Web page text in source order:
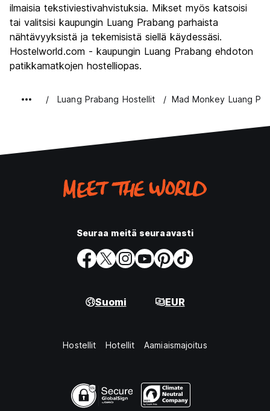
ilmaisia tekstiviestivahvistuksia. Mikset myös katsoisi
tai valitsisi kaupungin Luang Prabang parhaista
nähtävyyksistä ja tekemisistä siellä käydessäsi.
Hostelworld.com - kaupungin Luang Prabang ehdoton
patikkamatkojen hostelliopas.
Luang Prabang Hostellit Mad Monkey Luang
Seuraa meitä seuraavasti
Suomi EUR
Hostellit Hotellit Aamiaismajoitus